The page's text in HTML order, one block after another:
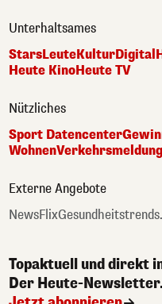
Unterhaltsames
StarsLeuteKulturDigital
Heute KinoHeute TV
Nützliches
Sport Datencenter
Wohnen
Externe Angebote
NewsFlix
Topaktuell und direkt
Der Heute-